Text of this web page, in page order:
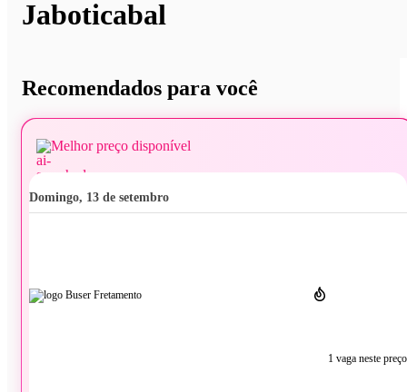
Jaboticabal
Recomendados para você
Melhor preço disponível
domingo, 13 de setembro
1 vaga neste preço